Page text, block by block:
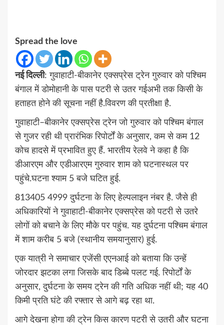
Spread the love
नई दिल्ली: गुवाहाटी-बीकानेर एक्सप्रेस ट्रेन गुरुवार को पश्चिम
बंगाल में डोमोहानी के पास पटरी से उतर गईअभी तक किसी के
हताहत होने की सूचना नहीं है.विवरण की प्रतीक्षा है.
गुवाहाटी–बीकानेर एक्सप्रेस ट्रेन जो गुरुवार को पश्चिम बंगाल
से गुजर रही थी प्रारंभिक रिपोर्टों के अनुसार, कम से कम 12
कोच हादसे में प्रभावित हुए हैं. भारतीय रेलवे ने कहा है कि
डीआरएम और एडीआरएम गुरुवार शाम को घटनास्थल पर
पहुंचे.घटना श्याम 5 बजे घटित हुई.
813405 4999 दुर्घटना के लिए हेल्पलाइन नंबर है. जैसे ही
अधिकारियों ने गुवाहाटी-बीकानेर एक्सप्रेस को पटरी से उतरे
लोगों को बचाने के लिए मौके पर पहुंच. यह दुर्घटना पश्चिम बंगाल
में शाम करीब 5 बजे (स्थानीय समयानुसार) हुई.
एक यात्री ने समाचार एजेंसी एएनआई को बताया कि उन्हें
जोरदार झटका लगा जिसके बाद डिब्बे पलट गई. रिपोर्टों के
अनुसार, दुर्घटना के समय ट्रेन की गति अधिक नहीं थी; यह 40
किमी प्रति घंटे की रफ्तार से आगे बढ़ रहा था.
आगे देखना होगा की ट्रेन किस कारण पटरी से उतरी और घटना